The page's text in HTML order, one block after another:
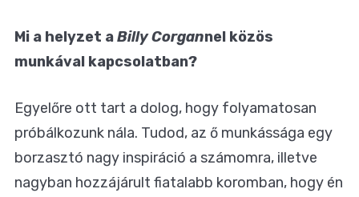
Mi a helyzet aBilly Corgannel közös
munkával kapcsolatban?
Egyelőre ott tart a dolog, hogy folyamatosan
próbálkozunk nála. Tudod, az ő munkássága egy
borzasztó nagy inspiráció a számomra, illetve
nagyban hozzájárult fiatalabb koromban, hogy én